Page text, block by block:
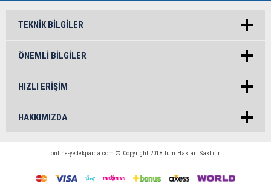
TEKNIK BILGILER
ÖNEMLI BILGILER
HIZLI ERIŞIM
HAKKIMIZDA
online-yedekparca.com © Copyright 2018 Tüm Hakları Saklıdır